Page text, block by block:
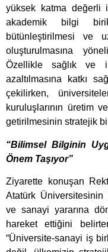
yüksek katma değerli
akademik bilgi
bütünleştirilmesi ve
oluşturulmasına
Özellikle sağlık ve
azaltılmasına katkı
çekilirken,
kuruluşlarının üretim
getirilmesinin stratejik
“Bilimsel Bilginin
Önem Taşıyor”
Ziyarette konuşan
Atatürk
ve sanayi yararına
hareket ettiğini
“Üniversite-sanayi iş